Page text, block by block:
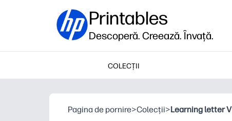
Printables
Descoperă. Creează. Învață.
COLECȚII
Pagina de pornire>Colecții>Learning letter V